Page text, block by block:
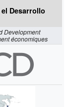
Desarrollo
Development
économiques